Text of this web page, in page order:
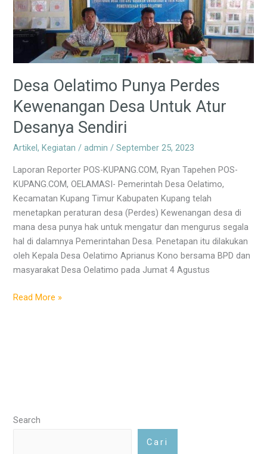
Desa Oelatimo Punya Perdes
Kewenangan Desa Untuk Atur
Desanya Sendiri
Artikel,Kegiatan /admin/September 25, 2023
Laporan Reporter POS-KUPANG.COM, Ryan Tapehen POS-
KUPANG.COM, OELAMASI- Pemerintah Desa Oelatimo,
Kecamatan Kupang Timur Kabupaten Kupang telah
menetapkan peraturan desa (Perdes) Kewenangan desa di
mana desa punya hak untuk mengatur dan mengurus segala
hal di dalamnya Pemerintahan Desa. Penetapan itu dilakukan
oleh Kepala Desa Oelatimo Aprianus Kono bersama BPD dan
masyarakat Desa Oelatimo pada Jumat 4 Agustus
Desa
Untuk
Atur
Desanya
Sendiri
Read More »
Search
Cari